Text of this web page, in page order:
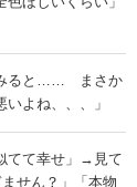
みると…… まさか
よね、、、」
てて幸せ」→見て
せん？」「本物